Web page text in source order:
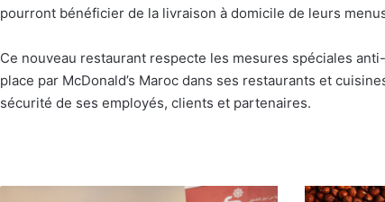
pourront bénéficier de la livraison à domicile de leurs
Ce nouveau restaurant respecte les mesures spéciales
place par McDonald’s Maroc dans ses restaurants et
sécurité de ses employés, clients et partenaires.
La